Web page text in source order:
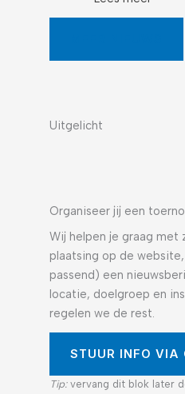
Uitgelicht
Organiseer jij een
Wij helpen je graag met
plaatsing op de
passend) een
locatie, doelgroep en
regelen we de rest.
STUUR INFO VIA
Tip:vervang dit blok later